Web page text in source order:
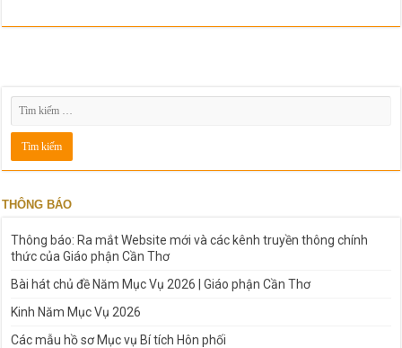
THÔNG BÁO
Thông báo: Ra mắt Website mới và các kênh truyền thông chính
thức của Giáo phận Cần Thơ
Bài hát chủ đề Năm Mục Vụ 2026 | Giáo phận Cần Thơ
Kinh Năm Mục Vụ 2026
Các mẫu hồ sơ Mục vụ Bí tích Hôn phối